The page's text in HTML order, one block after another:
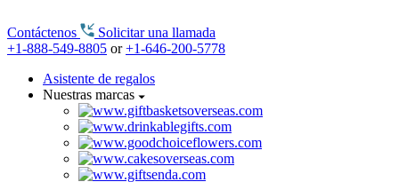
Contáctenos
Solicitar una llamada
+1-888-549-8805 or+1-646-200-5778
Asistente de regalos
Nuestras marcas